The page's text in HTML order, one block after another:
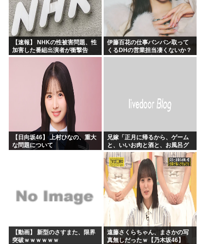
【速報】 NHKの性被害問題、性
加害した番組出演者が衝撃告
白！
伊藤百花の仕事バンバン取って
くるDHの営業担当凄くないか？
今年のボーナス凄いことになり
【日向坂46】 上村ひなの、重大
な問題について
兄嫁「正月に帰るから、ゲーム
と、いいお肉と酒と、お風呂グ
ッズの準備しとけよ」寝起きの
私「知るかボケ」兄嫁「キィィ
ィィー！！！！」私「あ…」
【動画】 新型のさすまた、限界
突破ｗｗｗｗｗｗ
遠藤さくらちゃん、まさかの写
真無しだったｗ【乃木坂46】